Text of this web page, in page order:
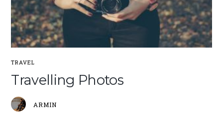
TRAVEL
Travelling Photos
ARMIN